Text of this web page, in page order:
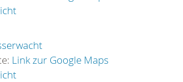
Link zur Google Maps